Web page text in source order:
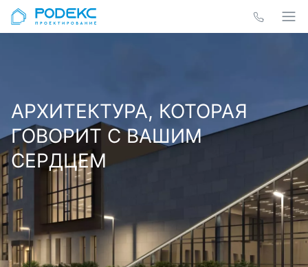
АРХИТЕКТУРА, КОТОРАЯ
ГОВОРИТ С ВАШИМ
СЕРДЦЕМ